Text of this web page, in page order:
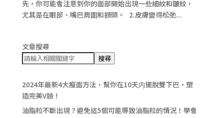
先，你可能會注意到你的面部開始出現一些細紋和皺紋，
尤其是在眼部、嘴巴周圍和額頭。 2.皮膚變得松弛...
文章搜尋
搜尋
2024年最新4大瘦面方法，幫你在10天内擺脫雙下巴，塑
造完美V臉！
油脂粒不斷出現？避免這5個可能導致油脂粒的情況！學會